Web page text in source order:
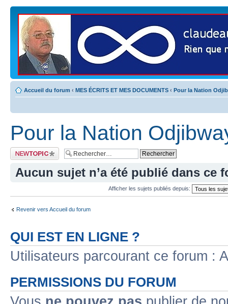
Accueil du forum ‹ MES ÉCRITS ET MES DOCUMENTS ‹ Pour la Nation
Pour la Nation
Publier un nouveau
sujet
Aucun sujet n’a été publié dans ce
Afficher les sujets publiés depuis:
Revenir vers Accueil du forum
QUI EST EN LIGNE ?
Utilisateurs parcourant ce forum :
PERMISSIONS DU FORUM